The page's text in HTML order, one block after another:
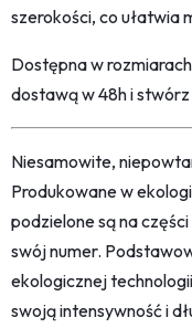
szerokości, co ułatwia
Dostępna w
dostawą w 48h i
Niesamowite,
Produkowane w
podzielone są na
swój numer.
ekologicznej
swoją intensywność i